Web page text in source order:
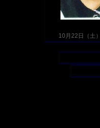
10月22日（土